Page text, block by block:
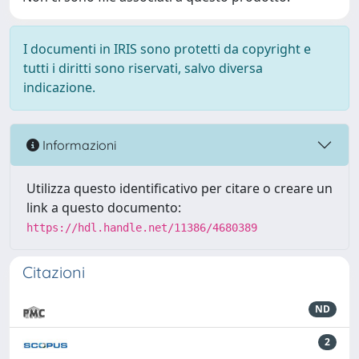
I documenti in IRIS sono protetti da copyright e
tutti i diritti sono riservati, salvo diversa
indicazione.
Informazioni
Utilizza questo identificativo per citare o creare un
link a questo documento:
https://hdl.handle.net/11386/4680389
Citazioni
ND
2